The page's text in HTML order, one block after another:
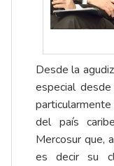
Desde la
especial
del país
Mercosur que,
es decir su